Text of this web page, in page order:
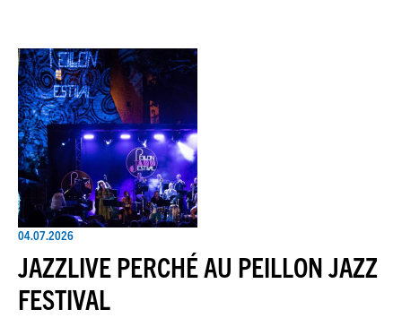
04.07.2026
JAZZLIVE PERCHÉ AU PEILLON JAZZ
FESTIVAL